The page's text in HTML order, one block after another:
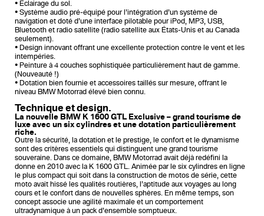
• Éclairage du sol.
• Système audio pré-équipé pour l’intégration d’un système de
navigation et doté d’une interface pilotable pour iPod, MP3, USB,
Bluetooth et radio satellite (radio satellite aux États-Unis et au Canada
seulement).
• Design innovant offrant une excellente protection contre le vent et les
intempéries.
• Peinture à 4 couches sophistiquée particulièrement haut de gamme.
(Nouveauté !)
• Dotation bien fournie et accessoires taillés sur mesure, offrant le
niveau BMW Motorrad élevé bien connu.
Technique et design.
La nouvelle BMW K 1600 GTL Exclusive – grand tourisme de
luxe avec un six cylindres et une dotation particulièrement
riche.
Outre la sécurité, la dotation et le prestige, le confort et le dynamisme
sont des critères essentiels qui distinguent une grand tourisme
souveraine. Dans ce domaine, BMW Motorrad avait déjà redéfini la
donne en 2010 avec la K 1600 GTL. Animée par le six cylindres en ligne
le plus compact qui soit dans la construction de motos de série, cette
moto avait hissé les qualités routières, l’aptitude aux voyages au long
cours et le confort dans de nouvelles sphères. En même temps, son
concept associe une agilité maximale et un comportement
ultradynamique à un pack d’ensemble somptueux.